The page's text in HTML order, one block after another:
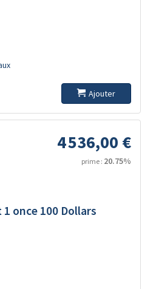
Ajouter
4 536,00 €
prime : 20.75%
once 100 Dollars